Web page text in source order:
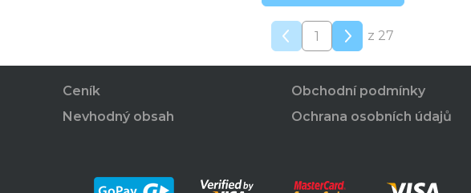
z 27
Ceník
Nevhodný obsah
Obchodní podmínky
Ochrana osobních údajů